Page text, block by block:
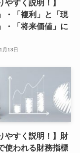
やすく説明！】
・「複利」と「現
・「将来価値」に
月13日
やすく説明！】財
使われる財務指標